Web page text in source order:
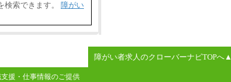
検索できます。 障がい
障がい者求人のクローバーナビTOPへ▲
援・仕事情報のご提供